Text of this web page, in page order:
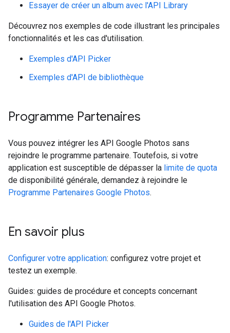
Essayer de créer un album avec l'API Library
Découvrez nos exemples de code illustrant les principales
fonctionnalités et les cas d'utilisation.
Exemples d'API Picker
Exemples d'API de bibliothèque
Programme Partenaires
Vous pouvez intégrer les API Google Photos sans
rejoindre le programme partenaire. Toutefois, si votre
application est susceptible de dépasser la limite de quota
de disponibilité générale, demandez à rejoindre le
Programme Partenaires Google Photos.
En savoir plus
Configurer votre application: configurez votre projet et
testez un exemple.
Guides: guides de procédure et concepts concernant
l'utilisation des API Google Photos.
Guides de l'API Picker